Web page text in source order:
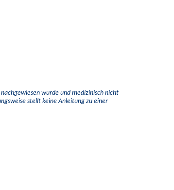
wurde und medizinisch nicht
stellt keine Anleitung zu einer